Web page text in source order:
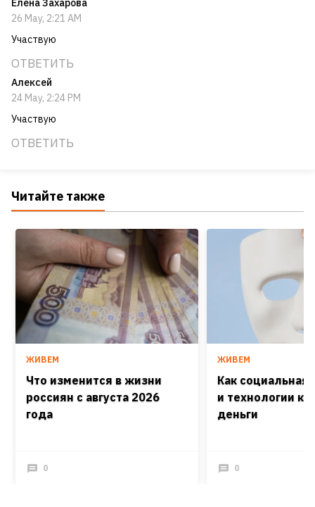
Елена Захарова
26 May, 2:21 AM
Участвую
ОТВЕТИТЬ
Алексей
24 May, 2:24 PM
Участвую
ОТВЕТИТЬ
Читайте также
ЖИВЕМ
Что изменится в жизни
россиян с августа 2026
года
0
ЖИВЕМ
Как
и технологии
деньги
0